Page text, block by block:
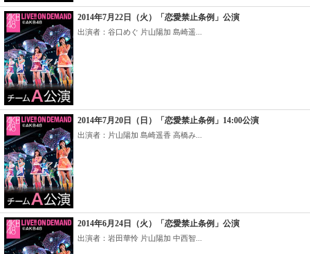
2014年7月22日（火）「恋愛禁止条例」公演
出演者：谷口めぐ 片山陽加 島崎遥...
2014年7月20日（日）「恋愛禁止条例」14:00公演
出演者：片山陽加 島崎遥香 高橋み...
2014年6月24日（火）「恋愛禁止条例」公演
出演者：岩田華怜 片山陽加 中西智...